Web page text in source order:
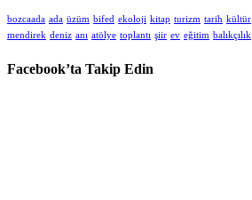
bozcaada ada üzüm bifed ekoloji kitap turizm tarih kültür
mendirek deniz anı atölye toplantı şiir ev eğitim balıkçılık
Facebook’ta Takip Edin